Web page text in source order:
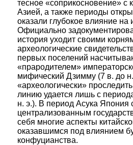
тесное «соприкосновение» с
Азией, а также периоды
оказали глубокое влияние на
Официально
история уходит своими
археологические
первых поселений
«прародителем»
мифический Дзимму (7 в. до
«археологически»
линию удается лишь с
н. э.). В период Асука Япония
централизованным
себя многие аспекты
оказавшимся под влиянием
конфуцианства.